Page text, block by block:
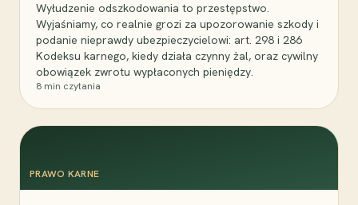
Wyłudzenie odszkodowania to przestępstwo.
Wyjaśniamy, co realnie grozi za upozorowanie szkody i
podanie nieprawdy ubezpieczycielowi: art. 298 i 286
Kodeksu karnego, kiedy działa czynny żal, oraz cywilny
obowiązek zwrotu wypłaconych pieniędzy.
8 min czytania
PRAWO KARNE